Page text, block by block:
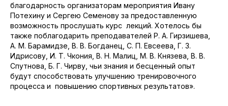
благодарность организаторам мероприятия Ивану
Потехину и Сергею Семенову за предоставленную
возможность прослушать курс лекций. Хотелось бы
также поблагодарить преподавателей Р. А. Гирзишева,
А. М. Барамидзе, В. В. Богданец, С. П. Евсеева, Г. З.
Идрисову, И. Т. Чкония, В. Н. Малиц, М. В. Князева, В. В.
Спутнова, Б. Г. Чирву, чьи знания и бесценный опыт
будут способствовать улучшению тренировочного
процесса и повышению спортивных результатов».